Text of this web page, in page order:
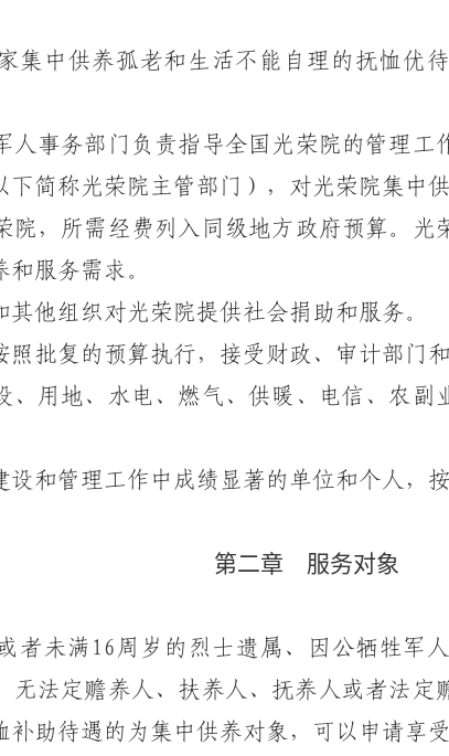
集中供养孤老和生活不能自理的抚恤优
事务部门负责指导全国光荣院的管理工
下简称光荣院主管部门），对光荣院集中
，所需经费列入同级地方政府预算。光
服务需求。
组织对光荣院提供社会捐助和服务。
复的预算执行，接受财政、审计部门和
用地、水电、燃气、供暖、电信、农副
和管理工作中成绩显著的单位和个人，
第二章 服务对象
者未满16周岁的烈士遗属、因公牺牲军
无法定赡养人、扶养人、抚养人或者法
助待遇的为集中供养对象，可以申请享